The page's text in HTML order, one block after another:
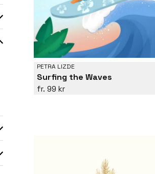
PETRA LIZDE
Surfing the Waves
99 kr